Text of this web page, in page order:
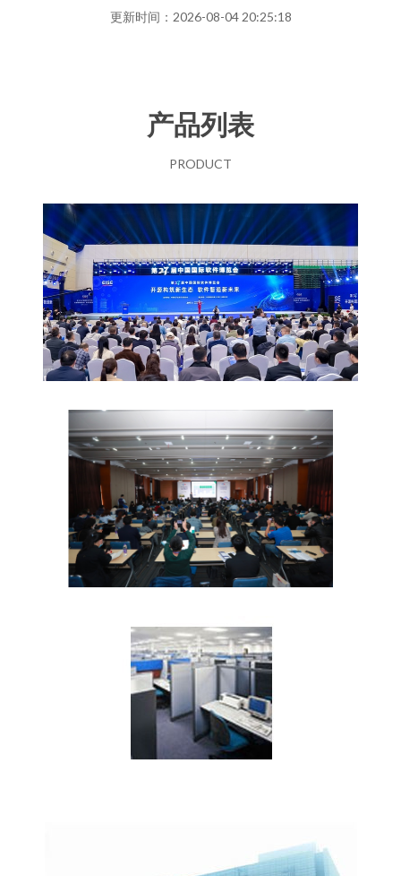
更新时间：2026-08-04 20:25:18
产品列表
PRODUCT